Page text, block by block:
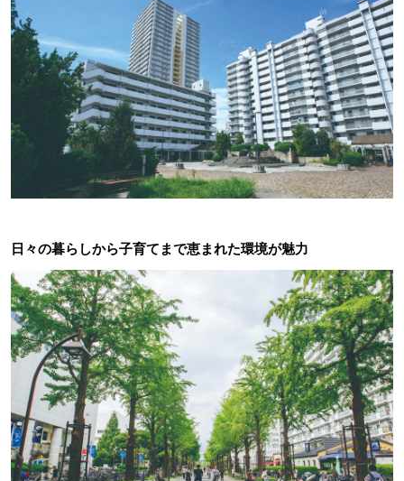
日々の暮らしから子育てまで恵まれた環境が魅力